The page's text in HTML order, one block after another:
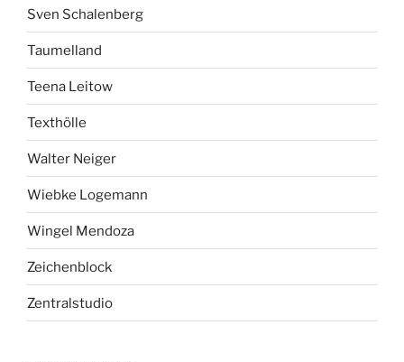
Sven Schalenberg
Taumelland
Teena Leitow
Texthölle
Walter Neiger
Wiebke Logemann
Wingel Mendoza
Zeichenblock
Zentralstudio